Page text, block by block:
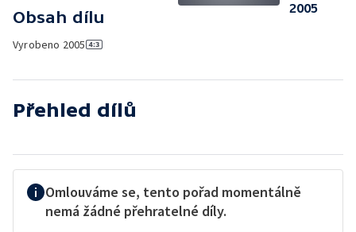
Obsah dílu
Vyrobeno 2005
2005
Přehled dílů
Omlouváme se, tento pořad momentálně
nemá žádné přehratelné díly.